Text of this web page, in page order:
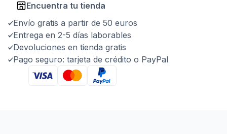
Encuentra tu tienda
Envío gratis a partir de 50 euros
Entrega en 2-5 días laborables
Devoluciones en tienda gratis
Pago seguro: tarjeta de crédito o PayPal